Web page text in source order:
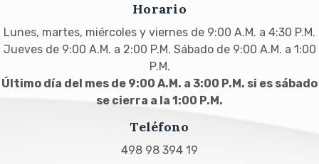
Horario
Lunes, martes, miércoles y viernes de 9:00 A.M. a 4:30 P.M.
Jueves de 9:00 A.M. a 2:00 P.M. Sábado de 9:00 A.M. a 1:00
P.M.
Último día del mes de 9:00 A.M. a 3:00 P.M. si es sábado
se cierra a la 1:00 P.M.
Teléfono
498 98 394 19